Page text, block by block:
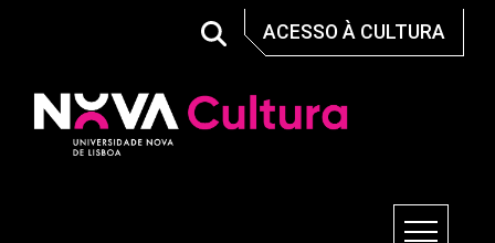
ACESSO À CULTURA